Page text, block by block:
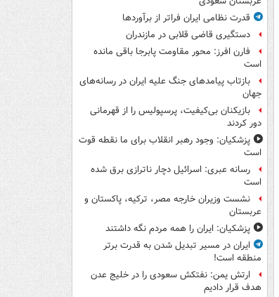
قدرت نظامی ایران فراتر از برآوردها
دستگیری قاضی قلابی در مازندران
فارن افرز: محور مقاومت پابرجا باقی مانده
است
بازتاب پیامدهای جنگ علیه ایران در رسانه‌های
جهان
بازیکنان بی‌کیفیت، پرسپولیس را از قهرمانی
دور کردند
پزشکیان: وجود رهبر انقلاب برای ما نقطه قوت
است
رسانه عبری: اسرائیل دچار ناترازی برق شده
است
نشست وزیران خارجه مصر، ترکیه، پاکستان و
عربستان
پزشکیان: ایران را همه مردم نگه داشتند
ایران در مسیر تبدیل شدن به قدرت برتر
منطقه است!
ارتش یمن: نفتکش سعودی را در خلیج عدن
هدف قرار دادیم